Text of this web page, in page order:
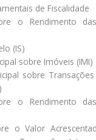
de Fiscalidade
o Rendimento
(IS)
sobre Imóveis (IMI)
sobre
o Rendimento
o Valor